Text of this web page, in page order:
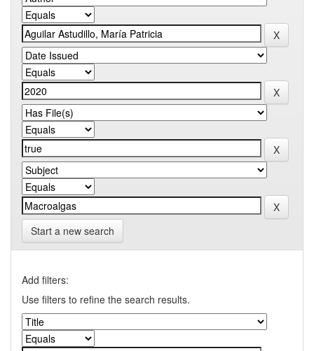
Start a new search
Add filters:
Use filters to refine the search results.